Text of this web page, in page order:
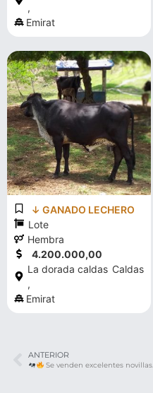
,
Emirat
↓ GANADO LECHERO
Lote
Hembra
4.200.000,00
La dorada caldas
,
Caldas
Emirat
ANTERIOR
Se venden excelentes novillas